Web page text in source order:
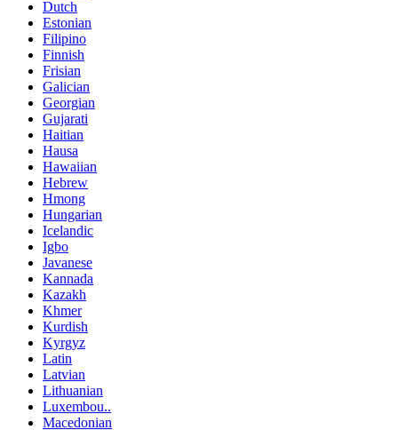
Dutch
Estonian
Filipino
Finnish
Frisian
Galician
Georgian
Gujarati
Haitian
Hausa
Hawaiian
Hebrew
Hmong
Hungarian
Icelandic
Igbo
Javanese
Kannada
Kazakh
Khmer
Kurdish
Kyrgyz
Latin
Latvian
Lithuanian
Luxembou..
Macedonian